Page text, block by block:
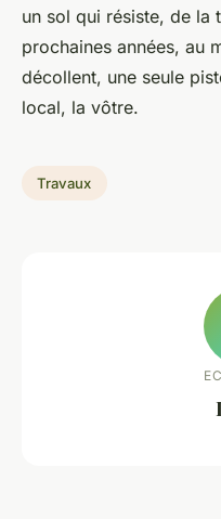
un sol qui résiste, de la
prochaines années, au
décollent, une seule
local, la vôtre.
Travaux